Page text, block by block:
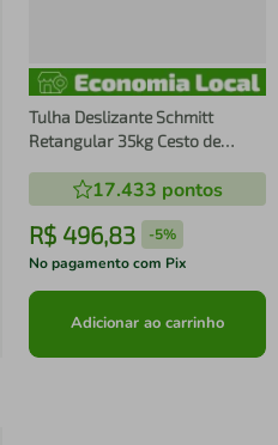
Tulha Deslizante Schmitt
Retangular 35kg Cesto de
Banheiro Aço Cromado
17.433 pontos
R$ 496,83 -5%
No pagamento com Pix
Adicionar ao carrinho